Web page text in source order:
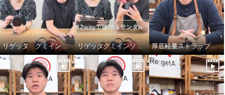
リゲッタ グミインソールサンダルのグミみたいなインソールについて リゲッタグミインソールサンダルの嬉しいポイント 厚底軽量ストラップパンプスのインソール